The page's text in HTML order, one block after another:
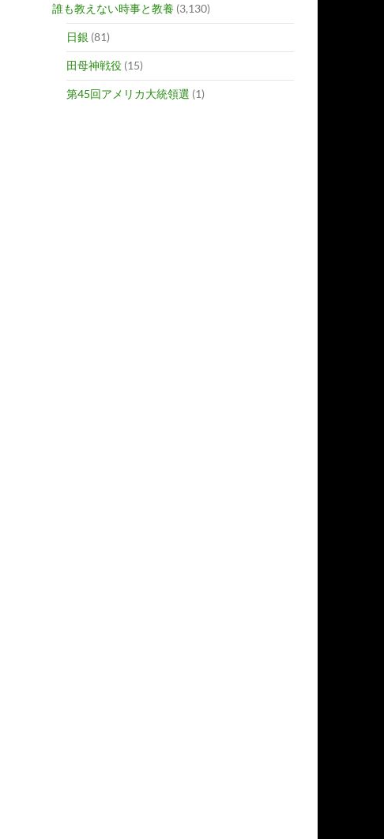
誰も教えない時事と教養 (3,130)
日銀 (81)
田母神戦役 (15)
第45回アメリカ大統領選 (1)